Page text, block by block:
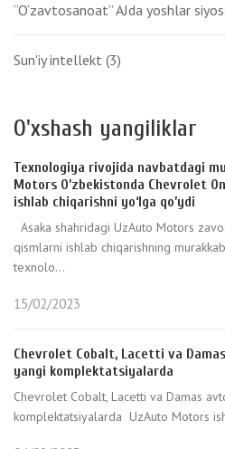
“O‘zavtosanoat” AJda yoshlar
Sun'iy intellekt (3)
O'xshash yangiliklar
Texnologiya rivojida navbatdagi
Motors O’zbekistonda Chevrolet
ishlab chiqarishni yo‘lga qo’ydi
Asaka shahridagi UzAuto Motors
qismlarni ishlab chiqarishning
texnolo...
15/02/2023
Chevrolet Cobalt, Lacetti va
yangi komplektatsiyalarda
Chevrolet Cobalt, Lacetti va Damas
komplektatsiyalarda UzAuto Motors